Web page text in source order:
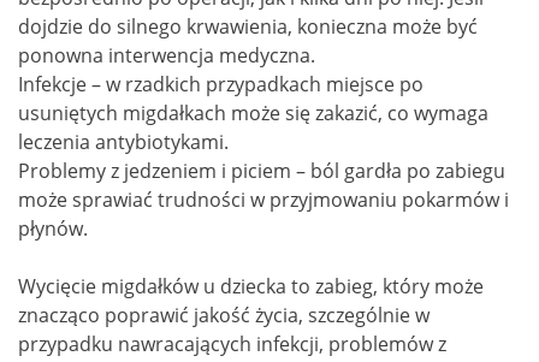
dojdzie do silnego krwawienia, konieczna może być
ponowna interwencja medyczna.
Infekcje – w rzadkich przypadkach miejsce po
usuniętych migdałkach może się zakazić, co wymaga
leczenia antybiotykami.
Problemy z jedzeniem i piciem – ból gardła po zabiegu
może sprawiać trudności w przyjmowaniu pokarmów i
płynów.
Wycięcie migdałków u dziecka to zabieg, który może
znacząco poprawić jakość życia, szczególnie w
przypadku nawracających infekcji, problemów z